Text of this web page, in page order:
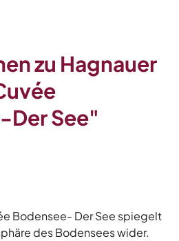
zu Hagnauer
See"
Bodensee- Der See spiegelt
des Bodensees wider.